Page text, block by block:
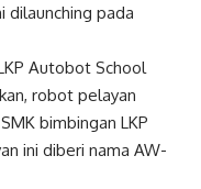
dilaunching pada
Autobot School
robot pelayan
bimbingan LKP
ini diberi nama AW-